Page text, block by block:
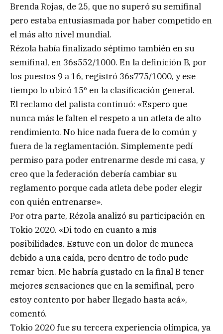
Brenda Rojas, de 25, que no superó su semifinal
pero estaba entusiasmada por haber competido en
el más alto nivel mundial.
Rézola había finalizado séptimo también en su
semifinal, en 36s552/1000. En la definición B, por
los puestos 9 a 16, registró 36s775/1000, y ese
tiempo lo ubicó 15º en la clasificación general.
El reclamo del palista continuó: «Espero que
nunca más le falten el respeto a un atleta de alto
rendimiento. No hice nada fuera de lo común y
fuera de la reglamentación. Simplemente pedí
permiso para poder entrenarme desde mi casa, y
creo que la federación debería cambiar su
reglamento porque cada atleta debe poder elegir
con quién entrenarse».
Por otra parte, Rézola analizó su participación en
Tokio 2020. «Di todo en cuanto a mis
posibilidades. Estuve con un dolor de muñeca
debido a una caída, pero dentro de todo pude
remar bien. Me habría gustado en la final B tener
mejores sensaciones que en la semifinal, pero
estoy contento por haber llegado hasta acá»,
comentó.
Tokio 2020 fue su tercera experiencia olímpica, ya